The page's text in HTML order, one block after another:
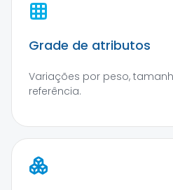
Grade de atributos
Variações por peso,
referência.